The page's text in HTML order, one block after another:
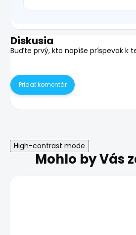
Diskusia
Buďte prvý, kto napíše príspevok k
Pridať komentár
High-contrast mode
Mohlo by Vás